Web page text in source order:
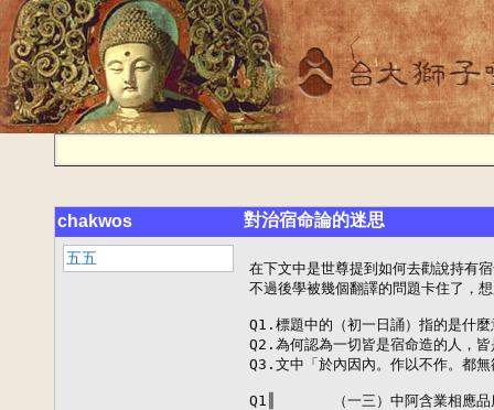
chakwos 對治宿命論的迷思
五五
在下文中是世尊提到如何去勸說持有
不過後學被幾個翻譯的問題卡住了，
Q1.標題中的（初一日誦）指的是
Q2.為何認為一切皆是宿命造的人，
Q3.文中「於內因內。作以不作。都
Q1║　　　　（一三）中阿含業相應